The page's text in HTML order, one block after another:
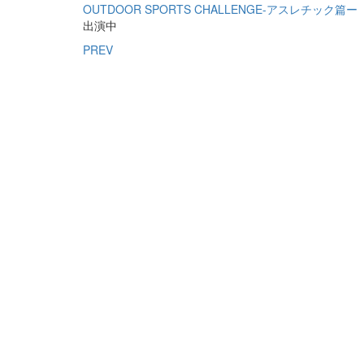
OUTDOOR SPORTS CHALLENGE-アスレチック篇ー
出演中
PREV